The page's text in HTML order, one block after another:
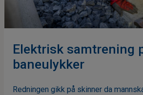
Elektrisk samtrening
baneulykker
Redningen gikk på skinner da